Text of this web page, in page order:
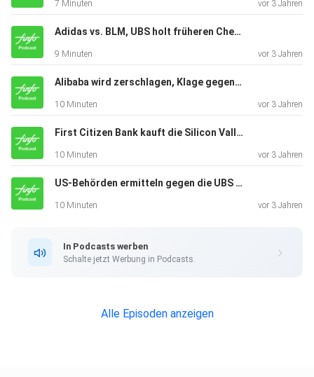
7 Minuten vor 3 Jahren
Adidas vs. BLM, UBS holt früheren Chef zurück und Bestechungsvorwürfe gegen SBF in China
9 Minuten vor 3 Jahren
Alibaba wird zerschlagen, Klage gegen Binance und Bundeskartellamt untersucht Microsoft
10 Minuten vor 3 Jahren
First Citizen Bank kauft die Silicon Valley Bank, Jack Ma in China und der Präsident der Saudi-Nationalbank tritt zurück
10 Minuten vor 3 Jahren
US-Behörden ermitteln gegen die UBS & CS, Scholz stellt sich hinter die Deutsche Bank und grüner Wasserstoff für Deutschland
10 Minuten vor 3 Jahren
In Podcasts werben
Schalte jetzt Werbung in Podcasts.
Alle Episoden anzeigen